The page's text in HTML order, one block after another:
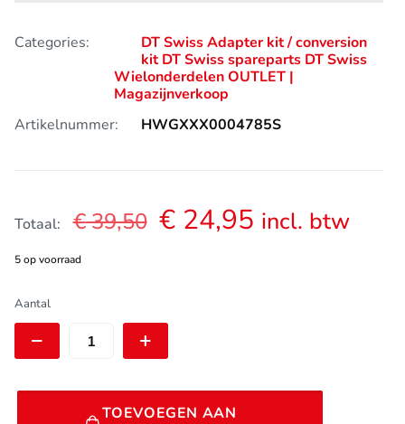
Categories:
DT Swiss Adapter kit / conversion
kit DT Swiss spareparts DT Swiss
Wielonderdelen OUTLET |
Magazijnverkoop
Artikelnummer:
HWGXXX0004785S
Totaal: €39,50 Oorspronkelijke
€24,95Huidige
incl. btw
5 op voorraad
Aantal
DT
Swiss
FW
ADAPT
100/TA15
TOEVOEGEN AAN